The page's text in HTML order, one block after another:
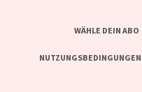
WÄHLE DEIN ABO
NUTZUNGSBEDINGUNGEN